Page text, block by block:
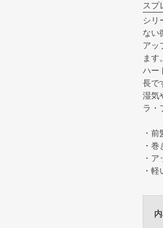
スプ
シリ
ない
アッ
ます。
ハー
長で
湿気
ラ・
・
・
・
・